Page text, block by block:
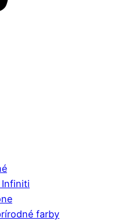
farby